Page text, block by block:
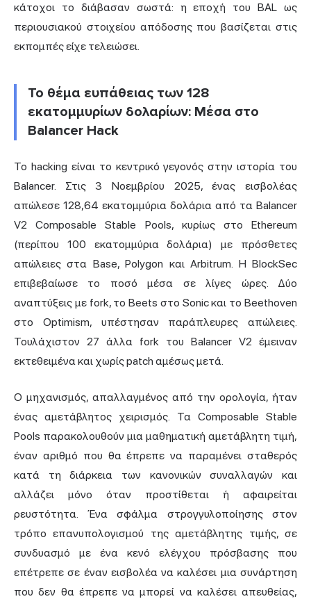
κάτοχοι το διάβασαν σωστά: η εποχή του BAL ως
περιουσιακού στοιχείου απόδοσης που βασίζεται στις
εκπομπές είχε τελειώσει.
Το θέμα ευπάθειας των 128
εκατομμυρίων δολαρίων: Μέσα στο
Balancer Hack
Το hacking είναι το κεντρικό γεγονός στην ιστορία του
Balancer. Στις 3 Νοεμβρίου 2025, ένας εισβολέας
απώλεσε 128,64 εκατομμύρια δολάρια από τα Balancer
V2 Composable Stable Pools, κυρίως στο Ethereum
(περίπου 100 εκατομμύρια δολάρια) με πρόσθετες
απώλειες στα Base, Polygon και Arbitrum. Η BlockSec
επιβεβαίωσε το ποσό μέσα σε λίγες ώρες. Δύο
αναπτύξεις με fork, το Beets στο Sonic και το Beethoven
στο Optimism, υπέστησαν παράπλευρες απώλειες.
Τουλάχιστον 27 άλλα fork του Balancer V2 έμειναν
εκτεθειμένα και χωρίς patch αμέσως μετά.
Ο μηχανισμός, απαλλαγμένος από την ορολογία, ήταν
ένας αμετάβλητος χειρισμός. Τα Composable Stable
Pools παρακολουθούν μια μαθηματική αμετάβλητη τιμή,
έναν αριθμό που θα έπρεπε να παραμένει σταθερός
κατά τη διάρκεια των κανονικών συναλλαγών και
αλλάζει μόνο όταν προστίθεται ή αφαιρείται
ρευστότητα. Ένα σφάλμα στρογγυλοποίησης στον
τρόπο επανυπολογισμού της αμετάβλητης τιμής, σε
συνδυασμό με ένα κενό ελέγχου πρόσβασης που
επέτρεπε σε έναν εισβολέα να καλέσει μια συνάρτηση
που δεν θα έπρεπε να μπορεί να καλέσει απευθείας,